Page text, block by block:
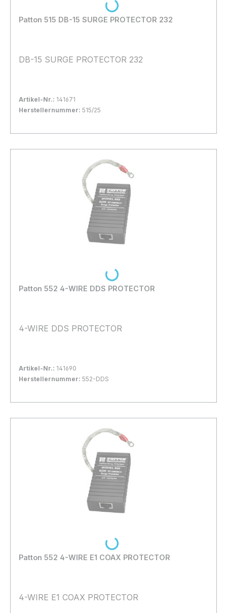
Patton 515 DB-15 SURGE PROTECTOR 232
DB-15 SURGE PROTECTOR 232
Artikel-Nr.: 141671
Herstellernummer: 515/25
In den Warenkorb
Loading...
Patton 552 4-WIRE DDS PROTECTOR
4-WIRE DDS PROTECTOR
Artikel-Nr.: 141690
Herstellernummer: 552-DDS
In den Warenkorb
Loading...
Patton 552 4-WIRE E1 COAX PROTECTOR
4-WIRE E1 COAX PROTECTOR
Loading...